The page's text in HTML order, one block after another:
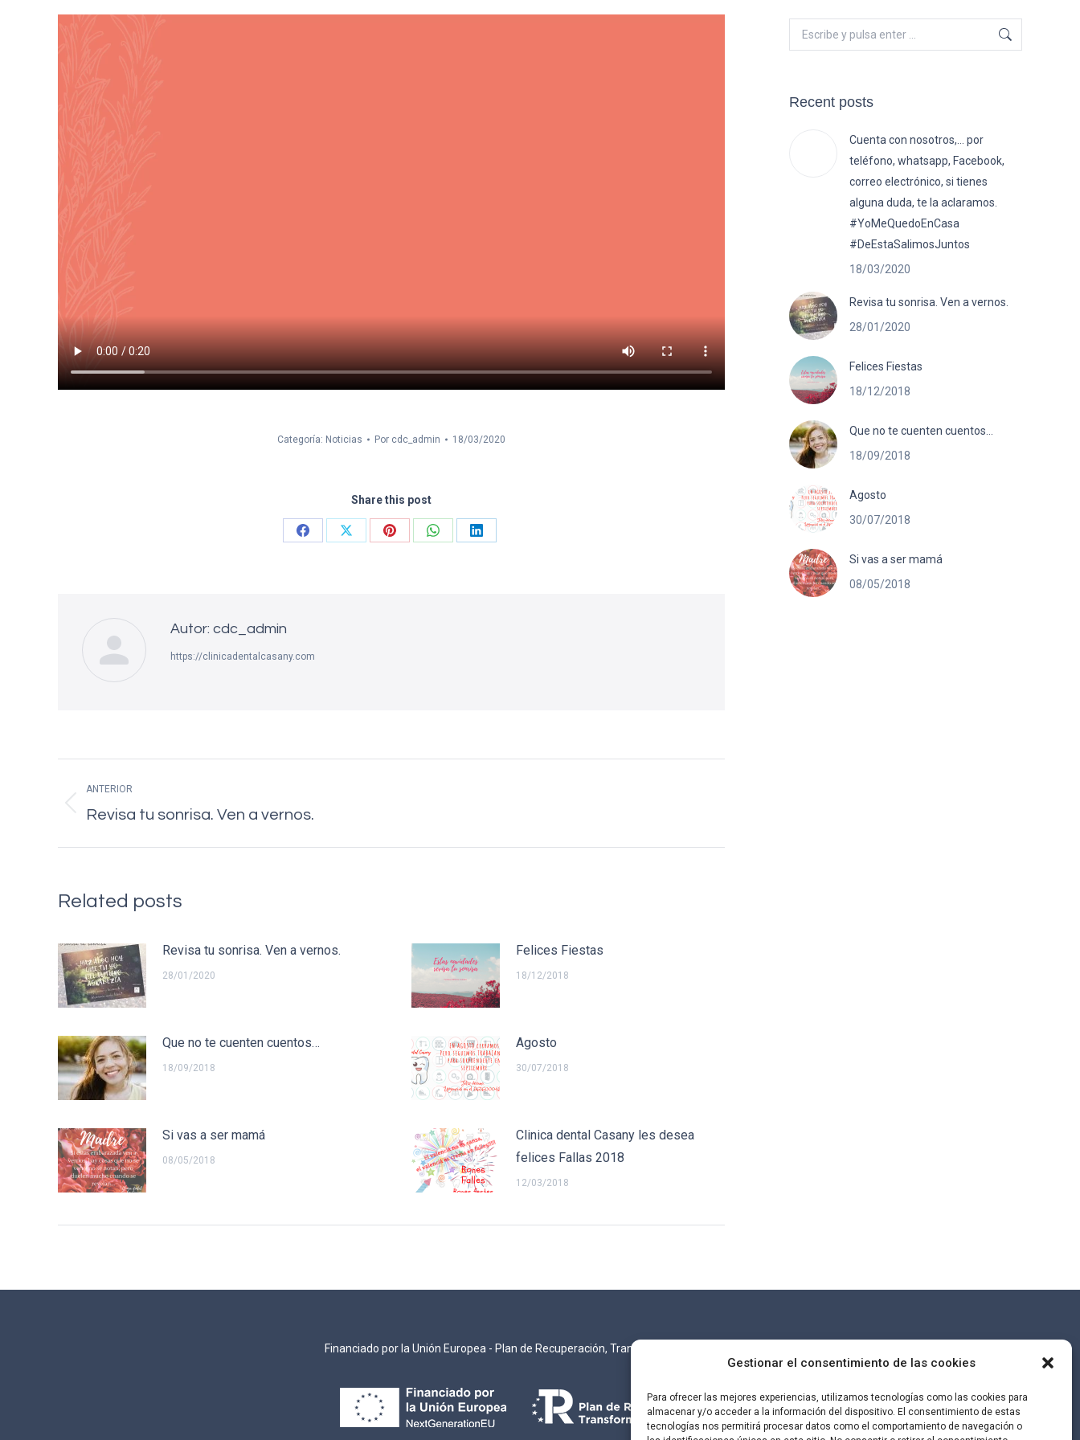
Gestionar el consentimiento de las cookies
Para ofrecer las mejores experiencias, utilizamos tecnologías como las cookies para
almacenar y/o acceder a la información del dispositivo. El consentimiento de estas
tecnologías nos permitirá procesar datos como el comportamiento de navegación o
Categoría: Noticias Por cdc_admin 18/03/2020
Share this post
CompartirCompartirCompartirCompartirCompartir
Autor: cdc_admin
https://clinicadentalcasany.com
entre
publicaciones
ANTERIOR
Publicación
Revisa tu sonrisa. Ven a vernos.
Related posts
Revisa tu sonrisa. Ven a vernos.
28/01/2020
Felices Fiestas
18/12/2018
Que no te cuenten cuentos…
18/09/2018
Agosto
30/07/2018
Si vas a ser mamá
08/05/2018
Clinica dental Casany les desea
felices Fallas 2018
12/03/2018
Buscar:
Recent posts
Cuenta con nosotros,… por
teléfono, whatsapp, Facebook,
correo electrónico, si tienes
alguna duda, te la aclaramos.
#YoMeQuedoEnCasa
#DeEstaSalimosJuntos
18/03/2020
Revisa tu sonrisa. Ven a vernos.
28/01/2020
Felices Fiestas
18/12/2018
Que no te cuenten cuentos…
18/09/2018
Agosto
30/07/2018
Si vas a ser mamá
08/05/2018
Financiado por la Unión Europea - Plan de Recuperación, Transformación y Resiliencia